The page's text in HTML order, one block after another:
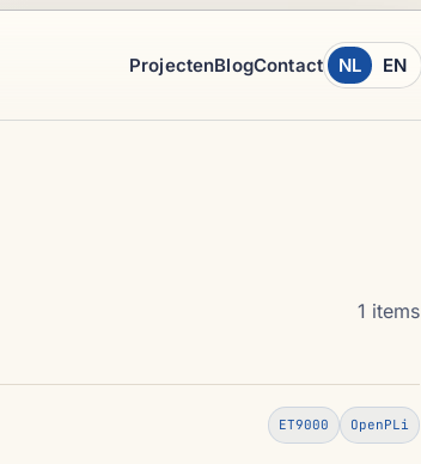
ProjectenBlogContact NL EN
1 items
ET9000 OpenPLi